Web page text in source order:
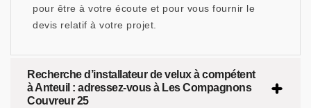
pour être à votre écoute et pour vous fournir le
devis relatif à votre projet.
Recherche d’installateur de velux à compétent
à Anteuil : adressez-vous à Les Compagnons
Couvreur 25